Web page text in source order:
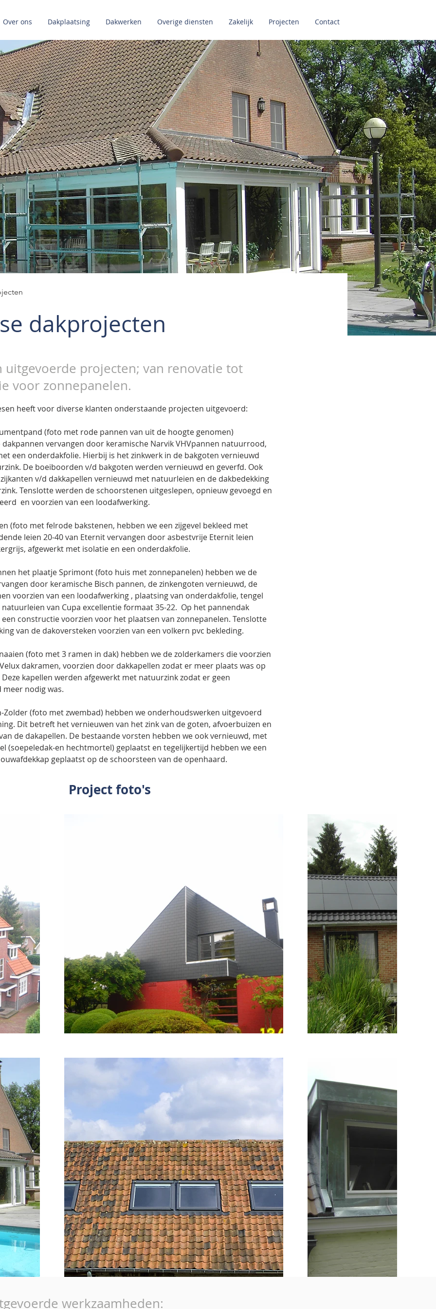
Over ons
Dakplaatsing Dakwerken Overige diensten Zakelijk Projecten Contact
dakprojecten
uitgevoerde projecten; van renovatie tot
voor zonnepanelen.
heeft voor diverse klanten onderstaande projecten uitgevoerd:
(foto met rode pannen van uit de hoogte genomen)
dakpannen vervangen door keramische Narvik VHVpannen natuurrood,
een onderdakfolie. Hierbij is het zinkwerk in de bakgoten vernieuwd
De boeiboorden v/d bakgoten werden vernieuwd en geverfd. Ook
v/d dakkapellen vernieuwd met natuurleien en de dakbedekking
Tenslotte werden de schoorstenen uitgeslepen, opnieuw gevoegd en
(foto met felrode bakstenen, hebben we een zijgevel bekleed met
leien 20-40 van Eternit vervangen door asbestvrije Eternit leien
het plaatje Sprimont (foto huis met zonnepanelen) hebben we de
door keramische Bisch pannen, de zinkengoten vernieuwd, de
voorzien van een loodafwerking , plaatsing van onderdakfolie, tengel
van Cupa excellentie formaat 35-22.  Op het pannendak
constructie voorzien voor het plaatsen van zonnepanelen. Tenslotte
(foto met 3 ramen in dak) hebben we de zolderkamers die voorzien
dakramen, voorzien door dakkapellen zodat er meer plaats was op
kapellen werden afgewerkt met natuurzink zodat er geen
Zolder (foto met zwembad) hebben we onderhoudswerken uitgevoerd
Dit betreft het vernieuwen van het zink van de goten, afvoerbuizen en
de dakapellen. De bestaande vorsten hebben we ook vernieuwd, met
(soepeledak-en hechtmortel) geplaatst en tegelijkertijd hebben we een
geplaatst op de schoorsteen van de openhaard.
Project foto's
werkzaamheden: